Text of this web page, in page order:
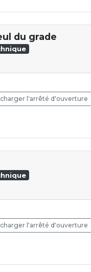
du grade
l'arrêté d'ouverture
l'arrêté d'ouverture